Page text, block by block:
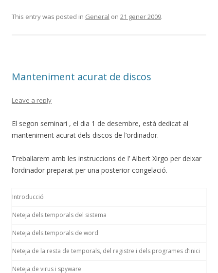
e
k
itt m
ix
This entry was posted in General on 21 gener 2009.
Manteniment acurat de discos
Leave a reply
El segon seminari , el dia 1 de desembre, està dedicat al
manteniment acurat dels discos de l’ordinador.
Treballarem amb les instruccions de l’ Albert Xirgo per deixar
l’ordinador preparat per una posterior congelació.
Introducció
Neteja dels temporals del sistema
Neteja dels temporals de word
Neteja de la resta de temporals, del registre i dels programes d’inici
Neteja de virus i spyware